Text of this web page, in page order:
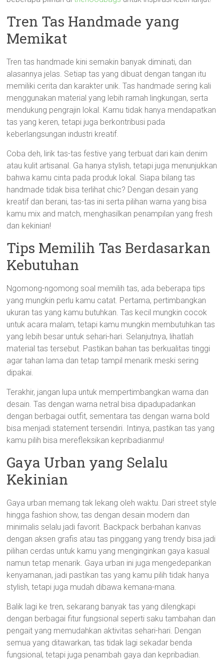
Tren Tas Handmade yang
Memikat
Tren tas handmade kini semakin banyak diminati, dan
alasannya jelas. Setiap tas yang dibuat dengan tangan itu
memiliki cerita dan karakter unik. Tas handmade sering kali
menggunakan material yang lebih ramah lingkungan, serta
mendukung pengrajin lokal. Kamu tidak hanya mendapatkan
tas yang keren, tetapi juga berkontribusi pada
keberlangsungan industri kreatif.
Coba deh, lirik tas-tas festive yang terbuat dari kain denim
atau kulit artisanal. Ga hanya stylish, tetapi juga menunjukkan
bahwa kamu cinta pada produk lokal. Siapa bilang tas
handmade tidak bisa terlihat chic? Dengan desain yang
kreatif dan berani, tas-tas ini serta pilihan warna yang bisa
kamu mix and match, menghasilkan penampilan yang fresh
dan kekinian!
Tips Memilih Tas Berdasarkan
Kebutuhan
Ngomong-ngomong soal memilih tas, ada beberapa tips
yang mungkin perlu kamu catat. Pertama, pertimbangkan
ukuran tas yang kamu butuhkan. Tas kecil mungkin cocok
untuk acara malam, tetapi kamu mungkin membutuhkan tas
yang lebih besar untuk sehari-hari. Selanjutnya, lihatlah
material tas tersebut. Pastikan bahan tas berkualitas tinggi
agar tahan lama dan tetap tampil menarik meski sering
dipakai.
Terakhir, jangan lupa untuk mempertimbangkan warna dan
desain. Tas dengan warna netral bisa dipadupadankan
dengan berbagai outfit, sementara tas dengan warna bold
bisa menjadi statement tersendiri. Intinya, pastikan tas yang
kamu pilih bisa merefleksikan kepribadianmu!
Gaya Urban yang Selalu
Kekinian
Gaya urban memang tak lekang oleh waktu. Dari street style
hingga fashion show, tas dengan desain modern dan
minimalis selalu jadi favorit. Backpack berbahan kanvas
dengan aksen grafis atau tas pinggang yang trendy bisa jadi
pilihan cerdas untuk kamu yang menginginkan gaya kasual
namun tetap menarik. Gaya urban ini juga mengedepankan
kenyamanan, jadi pastikan tas yang kamu pilih tidak hanya
stylish, tetapi juga mudah dibawa kemana-mana.
Balik lagi ke tren, sekarang banyak tas yang dilengkapi
dengan berbagai fitur fungsional seperti saku tambahan dan
pengait yang memudahkan aktivitas sehari-hari. Dengan
semua yang ditawarkan, tas tidak lagi sekadar benda
fungsional, tetapi juga penambah gaya dan kepribadian.